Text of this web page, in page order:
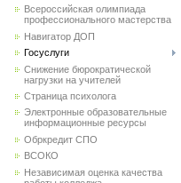
Всероссийская олимпиада
профессионального мастерства
Навигатор ДОП
Госуслуги
Снижение бюрократической
нагрузки на учителей
Страница психолога
Электронные образовательные
информационные ресурсы
Обркредит СПО
ВСОКО
Независимая оценка качества